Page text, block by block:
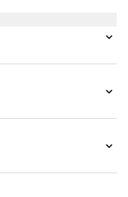
ce porte-